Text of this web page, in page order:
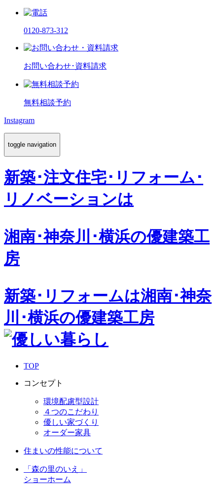
0120-873-312
お問い合わせ･資料請求
無料相談予約
Instagram
toggle navigation
新築･注文住宅･リフォーム･
リノベーションは
湘南･神奈川･横浜の優建築工
房
新築･リフォームは湘南･神奈
川･横浜の優建築工房
TOP
コンセプト
環境配慮型設計
４つのこだわり
優しい家づくり
オーダー家具
住まいの性能について
「森の里のいえ」
ショーホーム